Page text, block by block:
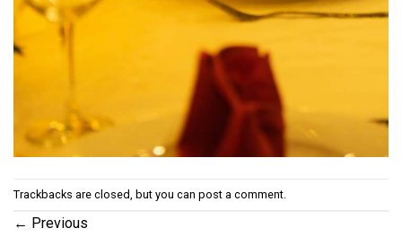
Trackbacks are closed, but you can post a comment
← Previous